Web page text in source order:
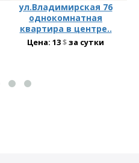
ул.Владимирская 76
однокомнатная
квартира в центре..
Цена: 13$за сутки